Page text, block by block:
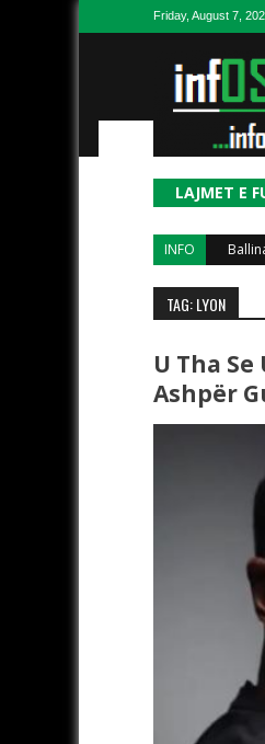
Skip to contentFriday, August 7,
LAJMET E
INFO
TAG: LYON
U Tha
Ashpër